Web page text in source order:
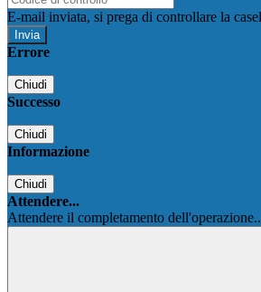
E-mail inviata, si prega di controllare la
Errore
Chiudi
Successo
Chiudi
Informazione
Chiudi
Attendere...
Attendere il completamento